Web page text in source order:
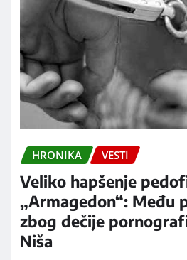
HRONIKA VESTI
Veliko hapšenje
„Armagedon“: Među
zbog dečije
Niša